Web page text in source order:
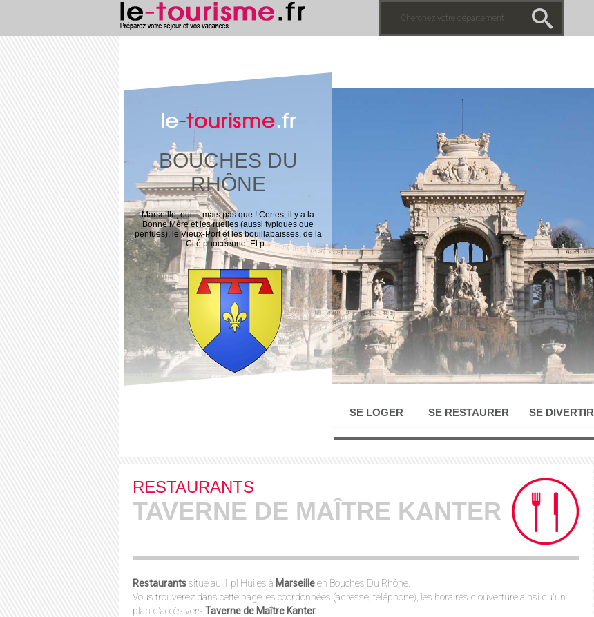
le-tourisme.fr
BOUCHES DU
RHÔNE
Marseille, oui… mais pas que ! Certes, il y a la
Bonne Mère et les ruelles (aussi typiques que
pentues), le Vieux-Port et les bouillabaisses, de la
Cité phocéenne. Et p...
SE LOGER SE RESTAURER SE DIVERTIR
RESTAURANTS
TAVERNE DE MAÎTRE KANTER
Restaurantssitué au 1 pl Huiles à Marseilleen Bouches Du Rhône.
Vous trouverez dans cette page les coordonnées (adresse, téléphone), les horaires d'ouverture ainsi qu'un
plan d'accès vers Taverne de Maître Kanter